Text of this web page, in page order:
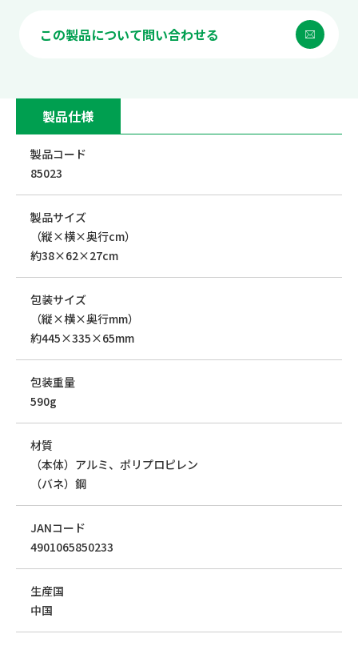
製品仕様
製品コード
85023
製品サイズ
（縦×横×奥行cm）
約38×62×27cm
包装サイズ
（縦×横×奥行mm）
約445×335×65mm
包装重量
590g
材質
（本体）アルミ、ポリプロピレン
（バネ）鋼
JANコード
4901065850233
生産国
中国
この製品について問い合わせる